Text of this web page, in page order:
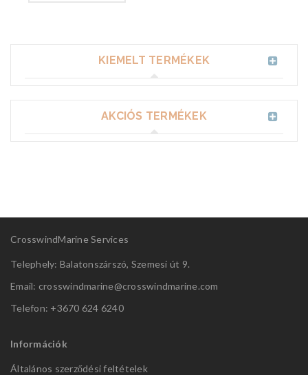
KIEMELT TERMÉKEK
AKCIÓS TERMÉKEK
CrosswindMarine Services
Telephely: Balatonszárszó, Szemesi út 9.
Email: crosswindmarine@crosswindmarine.com
Telefon: +3670 624 6240
Információk
Általános szerződési feltételek